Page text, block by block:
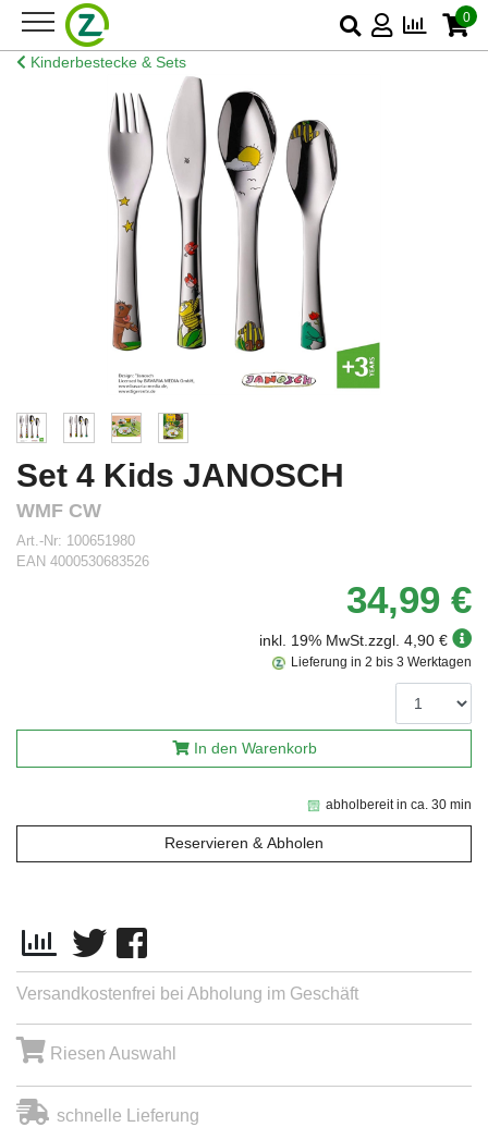
0
Kinderbestecke & Sets
Set 4 Kids JANOSCH
WMF CW
Art.-Nr: 100651980
EAN 4000530683526
34,99 €
inkl. 19% MwSt.zzgl. 4,90 €
abholbereit in ca. 30 min
Reservieren & Abholen
Lieferung in 2 bis 3 Werktagen
In den Warenkorb
Versandkostenfrei bei Abholung im Geschäft
Riesen Auswahl
schnelle Lieferung